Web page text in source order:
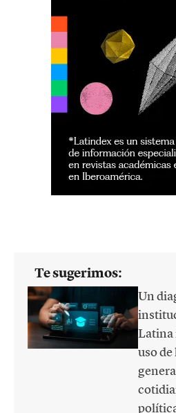
Te sugerimos:
Un
Latina
uso